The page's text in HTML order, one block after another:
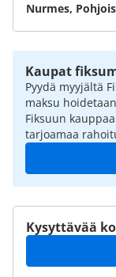
Nurmes,
Kaupat
Pyydä myyjältä
maksu
Fiksuun
tarjoamaa
Kysyttävää